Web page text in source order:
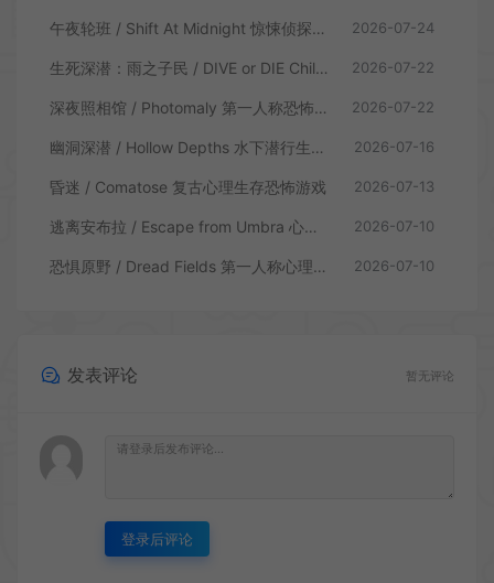
午夜轮班 / Shift At Midnight 惊悚侦探恐怖游戏 2026-07-24
生死深潜：雨之子民 / DIVE or DIE Children of Rain 恐怖生存探索游戏 2026-07-22
深夜照相馆 / Photomaly 第一人称恐怖游戏 2026-07-22
幽洞深潜 / Hollow Depths 水下潜行生存游戏 2026-07-16
昏迷 / Comatose 复古心理生存恐怖游戏 2026-07-13
逃离安布拉 / Escape from Umbra 心理生存恐怖解谜游戏 2026-07-10
恐惧原野 / Dread Fields 第一人称心理恐怖游戏 2026-07-10
发表评论 暂无评论
登录后评论